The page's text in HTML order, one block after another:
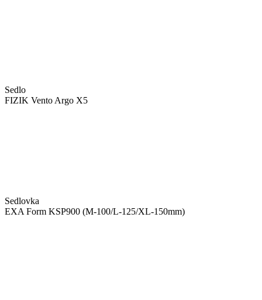
Sedlo
FIZIK Vento Argo X5
Sedlovka
EXA Form KSP900 (M-100/L-125/XL-150mm)